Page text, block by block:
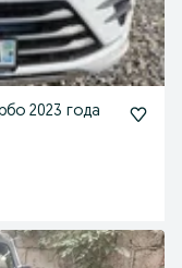
2023 года